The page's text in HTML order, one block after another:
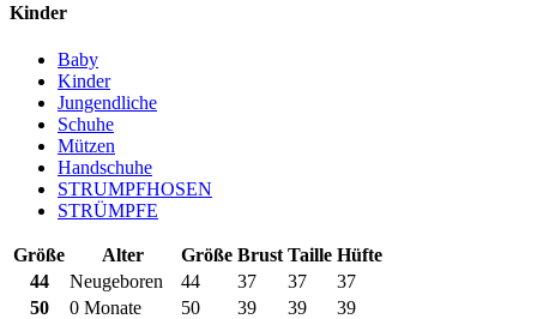
Kinder
Baby
Kinder
Jungendliche
Schuhe
Mützen
Handschuhe
STRUMPFHOSEN
STRÜMPFE
Größe Alter Größe Brust Taille Hüfte
44
Neugeboren 44 37 37
37
50
0 Monate 50 39 39
39